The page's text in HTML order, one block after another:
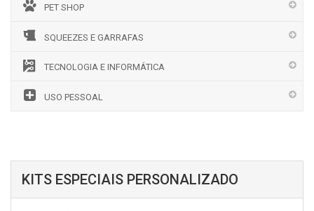
PET SHOP
SQUEEZES E GARRAFAS
TECNOLOGIA E INFORMÁTICA
USO PESSOAL
KITS ESPECIAIS PERSONALIZADO